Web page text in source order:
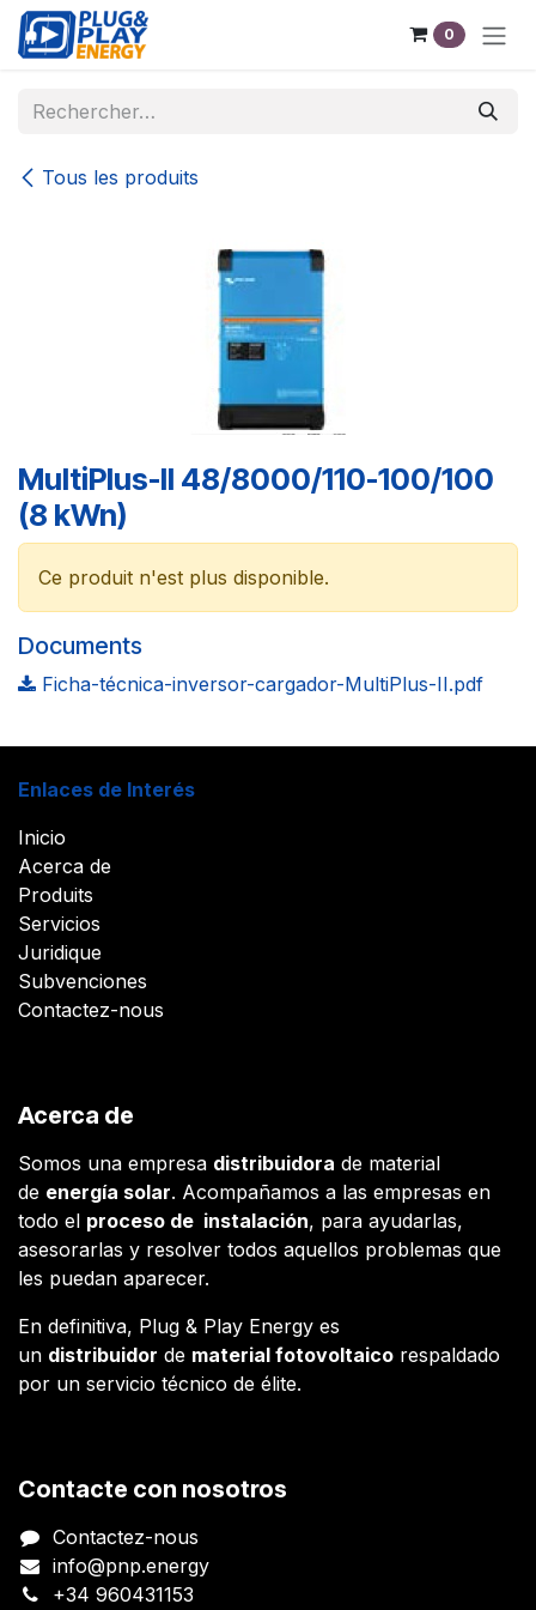
Se rendre au contenu
0
Tous les produits
MultiPlus-II 48/8000/110-100/100
(8 kWn)
Ce produit n'est plus disponible.
Documents
Ficha-técnica-inversor-cargador-MultiPlus-II.pdf
Enlaces de Interés
Inicio
Acerca de
Produits
Servicios
Juridique
Subvenciones
Contactez-nous
Acerca de
Somos una empresa distribuidora de material
de energía solar. Acompañamos a las empresas en
todo el proceso de instalación, para ayudarlas,
asesorarlas y resolver todos aquellos problemas que
les puedan aparecer.
En definitiva, Plug & Play Energy es
un distribuidor de material fotovoltaico respaldado
por un servicio técnico de élite.
Contacte con nosotros
Contactez-nous
info@pnp.energy
+34 960431153